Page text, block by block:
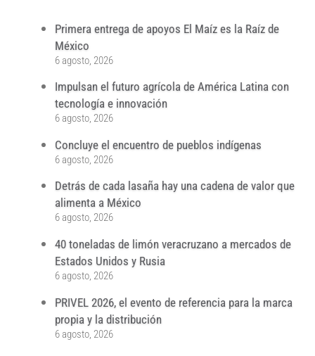
Primera entrega de apoyos El Maíz es la Raíz de
México
6 agosto, 2026
Impulsan el futuro agrícola de América Latina con
tecnología e innovación
6 agosto, 2026
Concluye el encuentro de pueblos indígenas
6 agosto, 2026
Detrás de cada lasaña hay una cadena de valor que
alimenta a México
6 agosto, 2026
40 toneladas de limón veracruzano a mercados de
Estados Unidos y Rusia
6 agosto, 2026
PRIVEL 2026, el evento de referencia para la marca
propia y la distribución
6 agosto, 2026